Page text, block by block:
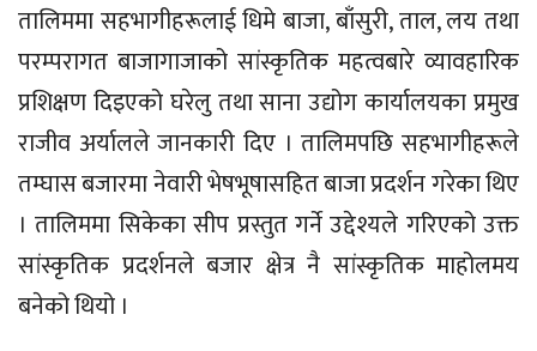
तालिममा सहभागीहरूलाई धिमे बाजा, बाँसुरी, ताल, लय तथा
परम्परागत बाजागाजाको सांस्कृतिक महत्वबारे व्यावहारिक
प्रशिक्षण दिइएको घरेलु तथा साना उद्योग कार्यालयका प्रमुख
राजीव अर्यालले जानकारी दिए । तालिमपछि सहभागीहरूले
तम्घास बजारमा नेवारी भेषभूषासहित बाजा प्रदर्शन गरेका थिए
। तालिममा सिकेका सीप प्रस्तुत गर्ने उद्देश्यले गरिएको उक्त
सांस्कृतिक प्रदर्शनले बजार क्षेत्र नै सांस्कृतिक माहोलमय
बनेको थियो ।